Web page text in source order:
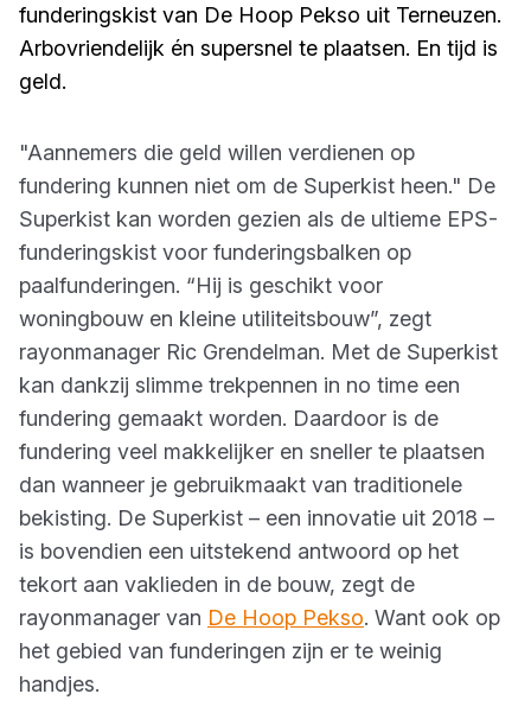
funderingskist van De Hoop Pekso uit Terneuzen.
Arbovriendelijk én supersnel te plaatsen. En tijd is
geld.
"Aannemers die geld willen verdienen op
fundering kunnen niet om de Superkist heen." De
Superkist kan worden gezien als de ultieme EPS-
funderingskist voor funderingsbalken op
paalfunderingen. “Hij is geschikt voor
woningbouw en kleine utiliteitsbouw”, zegt
rayonmanager Ric Grendelman. Met de Superkist
kan dankzij slimme trekpennen in no time een
fundering gemaakt worden. Daardoor is de
fundering veel makkelijker en sneller te plaatsen
dan wanneer je gebruikmaakt van traditionele
bekisting. De Superkist – een innovatie uit 2018 –
is bovendien een uitstekend antwoord op het
tekort aan vaklieden in de bouw, zegt de
rayonmanager van De Hoop Pekso. Want ook op
het gebied van funderingen zijn er te weinig
handjes.